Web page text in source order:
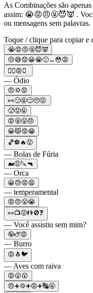
As Combinações são
assim: 😭😡😠🤬😈👿 .
ou mensagens sem palavras.
Toque / clique para copiar e
😭😡😠🤬😈👿
😒😅😟😀😭🙂‍↔😳😡
❤️‍🔥😡🤬
— Ódio
😠💢😡
👀😕🤬😕🥺😡
🥵😡🤬
😡🤬😤😠
😀😾😡😁
🏀⚽🔥😡
— Bolas de Fúria
🐋😡🔪🔫
— Orca
😀😓😡😩
— temperamental
😡😠😤😭
👀📺😡👬🚫❓
— Você assistiu sem mim?
🤪🫏😡
— Burro
😡🐧🐦
— Aves com raiva
😡😮😲
😠➕💢➕😡➕🔣🤬